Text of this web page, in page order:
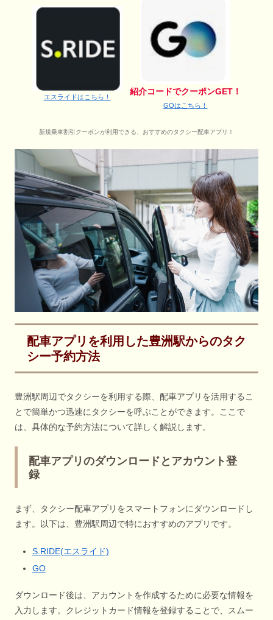
エスライドはこちら！
紹介コードでクーポンGET！
GOはこちら！
新規乗車割引クーポンが利用できる、おすすめのタクシー配車アプリ！
配車アプリを利用した豊洲駅からのタク
シー予約方法
豊洲駅周辺でタクシーを利用する際、配車アプリを活用するこ
とで簡単かつ迅速にタクシーを呼ぶことができます。ここで
は、具体的な予約方法について詳しく解説します。
配車アプリのダウンロードとアカウント登
録
まず、タクシー配車アプリをスマートフォンにダウンロードし
ます。以下は、豊洲駅周辺で特におすすめのアプリです。
S.RIDE(エスライド)
GO
ダウンロード後は、アカウントを作成するために必要な情報を
入力します。クレジットカード情報を登録することで、スムー